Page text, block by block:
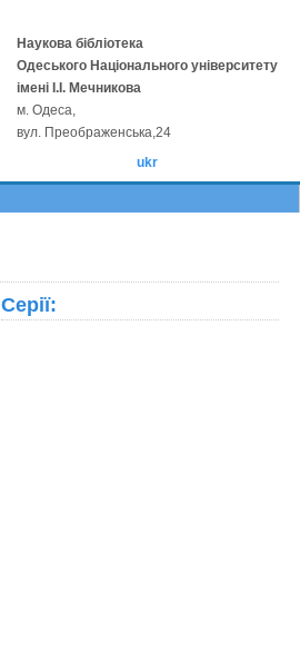
Наукова бібліотека
Одеського Національного університету
імені І.І. Мечникова
м. Одеса,
вул. Преображенська,24
ukr
Серії: